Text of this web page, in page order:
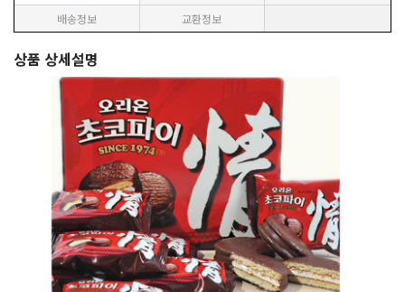
배송정보
교환정보
상품 상세설명